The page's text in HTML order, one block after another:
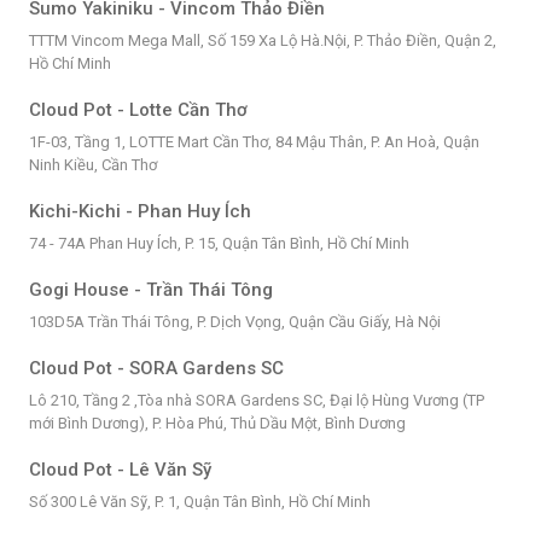
Sumo Yakiniku - Vincom Thảo Điền
TTTM Vincom Mega Mall, Số 159 Xa Lộ Hà.Nội, P. Thảo Điền, Quận 2,
Hồ Chí Minh
Cloud Pot - Lotte Cần Thơ
1F-03, Tầng 1, LOTTE Mart Cần Thơ, 84 Mậu Thân, P. An Hoà, Quận
Ninh Kiều, Cần Thơ
Kichi-Kichi - Phan Huy Ích
74 - 74A Phan Huy Ích, P. 15, Quận Tân Bình, Hồ Chí Minh
Gogi House - Trần Thái Tông
103D5A Trần Thái Tông, P. Dịch Vọng, Quận Cầu Giấy, Hà Nội
Cloud Pot - SORA Gardens SC
Lô 210, Tầng 2 ,Tòa nhà SORA Gardens SC, Đại lộ Hùng Vương (TP
mới Bình Dương), P. Hòa Phú, Thủ Dầu Một, Bình Dương
Cloud Pot - Lê Văn Sỹ
Số 300 Lê Văn Sỹ, P. 1, Quận Tân Bình, Hồ Chí Minh